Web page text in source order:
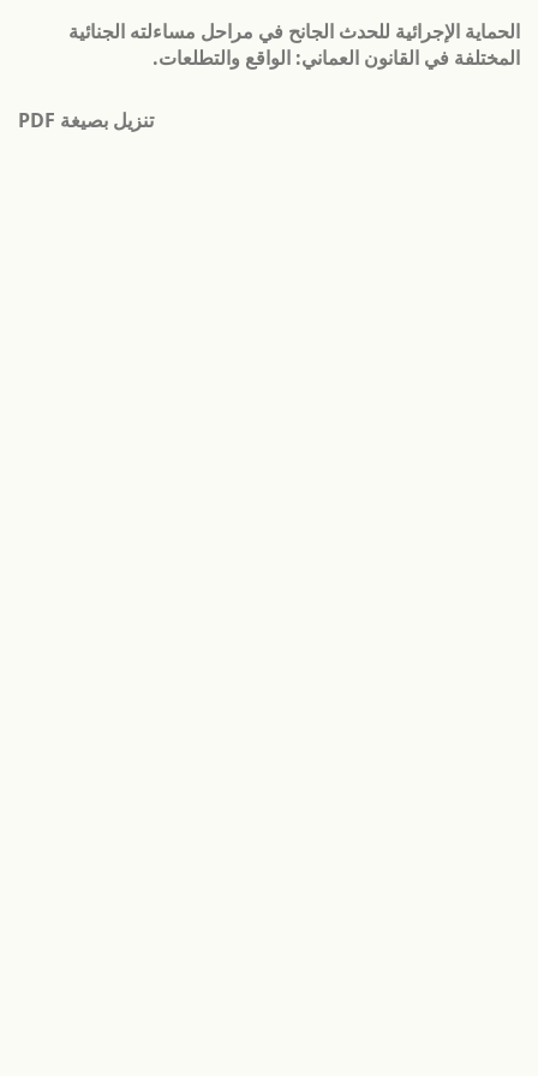
إلى
تفاصيل
الحماية الإجرائية للحدث الجانح في مراحل مساءلته الجنائية
المختلفة في القانون العماني: الواقع والتطلعات.
تنزيل
تنزيل بصيغة PDF